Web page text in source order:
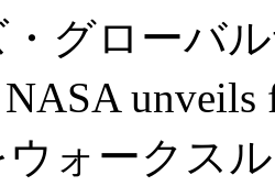
グローバ
unveils
ォークス